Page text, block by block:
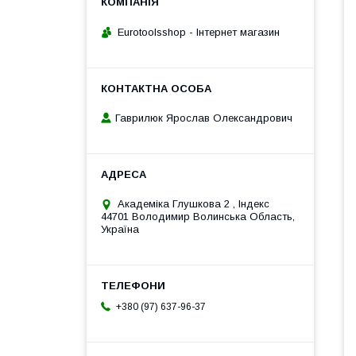
Eurotoolsshop - Інтернет магазин
Гаврилюк Ярослав Олександрович
Академiка Глушкова 2 , Iндекс
44701 Володимир Волинська Область,
Україна
+380 (97) 637-96-37